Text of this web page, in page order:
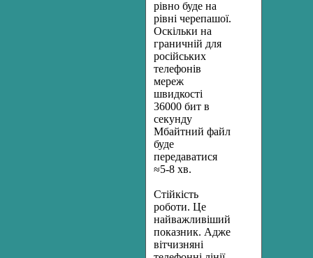
рівно буде на
рівні черепашої.
Оскільки на
граничній для
російських
телефонів
мереж
швидкості
36000 бит в
секунду
Мбайтний файл
буде
передаватися
≈5-8 хв.
Стійкість
роботи. Це
найважливіший
показник. Адже
вітчизняні